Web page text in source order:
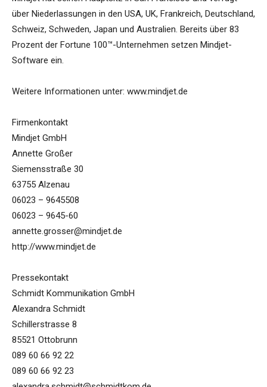
über Niederlassungen in den USA, UK, Frankreich, Deutschland,
Schweiz, Schweden, Japan und Australien. Bereits über 83
Prozent der Fortune 100™-Unternehmen setzen Mindjet-
Software ein.
Weitere Informationen unter: www.mindjet.de
Firmenkontakt
Mindjet GmbH
Annette Großer
Siemensstraße 30
63755 Alzenau
06023 – 9645508
06023 – 9645-60
annette.grosser@mindjet.de
http://www.mindjet.de
Pressekontakt
Schmidt Kommunikation GmbH
Alexandra Schmidt
Schillerstrasse 8
85521 Ottobrunn
089 60 66 92 22
089 60 66 92 23